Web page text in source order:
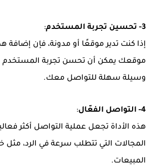
3- تحسين تجربة المستخدم
:
إذا كنت تدير موقعًا أو مدونة، فإن إضافة
موقعك يمكن أن تحسن تجربة المستخدم
وسيلة سهلة للتواصل معك.
4- التواصل الفعّال
:
هذه الأداة تجعل عملية التواصل أكثر
المجالات التي تتطلب سرعة في الرد، مثل
المبيعات.